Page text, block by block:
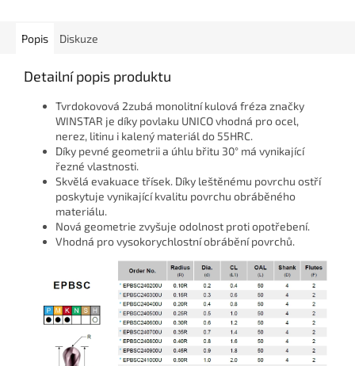
Popis Diskuze
Detailní popis produktu
Tvrdokovová 2zubá monolitní kulová fréza značky
WINSTAR je díky povlaku UNICO vhodná pro ocel,
nerez, litinu i kalený materiál do 55HRC.
Díky pevné geometrii a úhlu břitu 30° má vynikající
řezné vlastnosti.
Skvělá evakuace třísek. Díky leštěnému povrchu ostří
poskytuje vynikající kvalitu povrchu obráběného
materiálu.
Nová geometrie zvyšuje odolnost proti opotřebení.
Vhodná pro vysokorychlostní obrábění povrchů.